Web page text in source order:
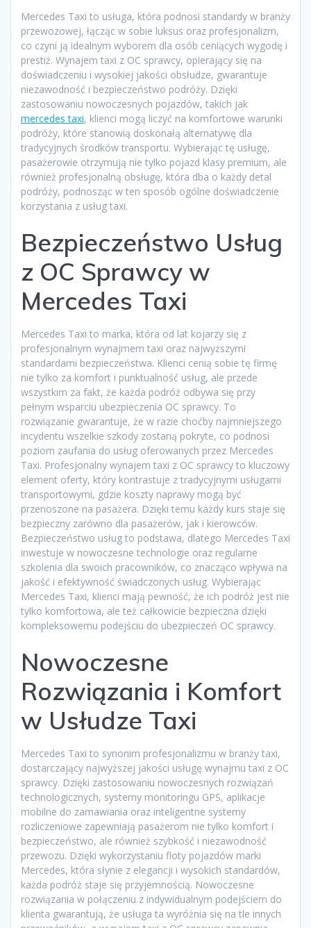
Mercedes Taxi to usługa, która podnosi standardy w branży
przewozowej, łącząc w sobie luksus oraz profesjonalizm,
co czyni ją idealnym wyborem dla osób ceniących wygodę i
prestiż. Wynajem taxi z OC sprawcy, opierający się na
doświadczeniu i wysokiej jakości obsłudze, gwarantuje
niezawodność i bezpieczeństwo podróży. Dzięki
zastosowaniu nowoczesnych pojazdów, takich jak
mercedes taxi, klienci mogą liczyć na komfortowe warunki
podróży, które stanowią doskonałą alternatywę dla
tradycyjnych środków transportu. Wybierając tę usługę,
pasażerowie otrzymują nie tylko pojazd klasy premium, ale
również profesjonalną obsługę, która dba o każdy detal
podróży, podnosząc w ten sposób ogólne doświadczenie
korzystania z usług taxi.
Bezpieczeństwo Usług
z OC Sprawcy w
Mercedes Taxi
Mercedes Taxi to marka, która od lat kojarzy się z
profesjonalnym wynajmem taxi oraz najwyższymi
standardami bezpieczeństwa. Klienci cenią sobie tę firmę
nie tylko za komfort i punktualność usług, ale przede
wszystkim za fakt, że każda podróż odbywa się przy
pełnym wsparciu ubezpieczenia OC sprawcy. To
rozwiązanie gwarantuje, że w razie choćby najmniejszego
incydentu wszelkie szkody zostaną pokryte, co podnosi
poziom zaufania do usług oferowanych przez Mercedes
Taxi. Profesjonalny wynajem taxi z OC sprawcy to kluczowy
element oferty, który kontrastuje z tradycyjnymi usługami
transportowymi, gdzie koszty naprawy mogą być
przenoszone na pasażera. Dzięki temu każdy kurs staje się
bezpieczny zarówno dla pasażerów, jak i kierowców.
Bezpieczeństwo usług to podstawa, dlatego Mercedes Taxi
inwestuje w nowoczesne technologie oraz regularne
szkolenia dla swoich pracowników, co znacząco wpływa na
jakość i efektywność świadczonych usług. Wybierając
Mercedes Taxi, klienci mają pewność, że ich podróż jest nie
tylko komfortowa, ale też całkowicie bezpieczna dzięki
kompleksowemu podejściu do ubezpieczeń OC sprawcy.
Nowoczesne
Rozwiązania i Komfort
w Usłudze Taxi
Mercedes Taxi to synonim profesjonalizmu w branży taxi,
dostarczający najwyższej jakości usługę wynajmu taxi z OC
sprawcy. Dzięki zastosowaniu nowoczesnych rozwiązań
technologicznych, systemy monitoringu GPS, aplikacje
mobilne do zamawiania oraz inteligentne systemy
rozliczeniowe zapewniają pasażerom nie tylko komfort i
bezpieczeństwo, ale również szybkość i niezawodność
przewozu. Dzięki wykorzystaniu floty pojazdów marki
Mercedes, która słynie z elegancji i wysokich standardów,
każda podróż staje się przyjemnością. Nowoczesne
rozwiązania w połączeniu z indywidualnym podejściem do
klienta gwarantują, że usługa ta wyróżnia się na tle innych